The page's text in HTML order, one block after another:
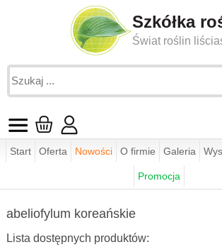
Szkółka
Świat roślin
Start Oferta Nowości O firmie Galeria
Promocja
abeliofylum koreańskie
Lista dostępnych produktów: